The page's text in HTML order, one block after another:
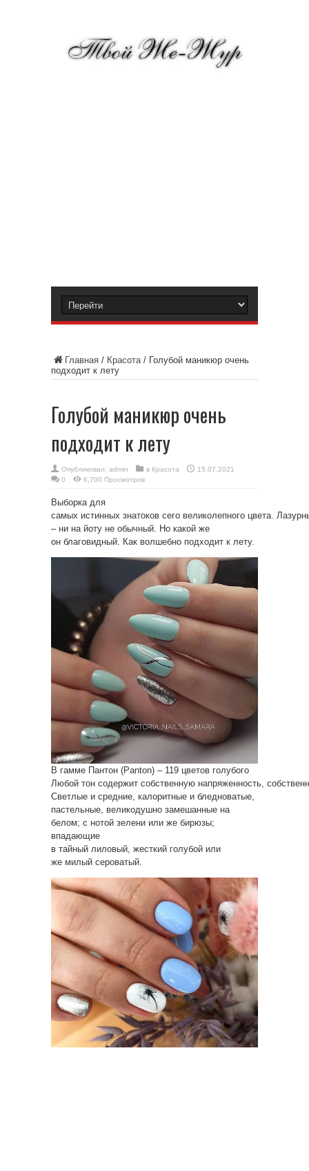
Главная / Красота/ Голубой маникюр очень
подходит к лету
Голубой маникюр очень
подходит к лету
Опубликовал: admin в Красота
15.07.2021
0
6,700 Просмотров
Выборка для
самых истинных знатоков сего великолепного цвета.
– ни на йоту не обычный. Но какой же
он благовидный. Как волшебно подходит к лету.
В гамме Пантон (Panton) – 119 цветов голубого
Любой тон содержит собственную напряженность,
Светлые и средние, калоритные и бледноватые,
пастельные, великодушно замешанные на
белом; с нотой зелени или же бирюзы;
впадающие
в тайный лиловый, жесткий голубой или
же милый сероватый.